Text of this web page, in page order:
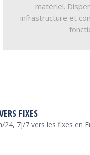
matériel.
infrastructure et
FIXES
24, 7j/7 vers les fixes en